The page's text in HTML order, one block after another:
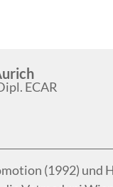
ECAR
(1992)